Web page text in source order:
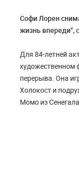
Софи Лорен
жизнь впереди",
Для 84-летней
художественном
перерыва. Она
Холокост и
Момо из